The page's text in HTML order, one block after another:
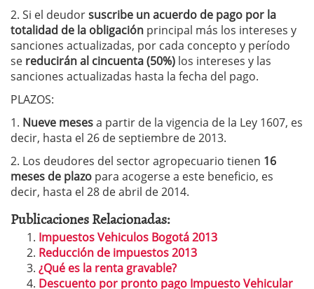
2. Si el deudorsuscribe un acuerdo de pago por la
totalidad de la obligación principal más los intereses y
sanciones actualizadas, por cada concepto y período
se reducirán al cincuenta (50%) los intereses y las
sanciones actualizadas hasta la fecha del pago.
PLAZOS:
1. Nueve mesesa partir de la vigencia de la Ley 1607, es
decir, hasta el 26 de septiembre de 2013.
2. Los deudores del sector agropecuario tienen 16
meses de plazo para acogerse a este beneficio, es
decir, hasta el 28 de abril de 2014.
Publicaciones Relacionadas:
Impuestos Vehiculos Bogotá 2013
Reducción de impuestos 2013
¿Qué es la renta gravable?
Descuento por pronto pago Impuesto Vehicular